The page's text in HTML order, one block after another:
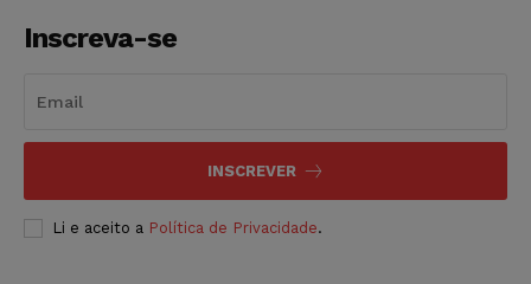
Inscreva-se
INSCREVER
Li e aceito a Política de Privacidade.